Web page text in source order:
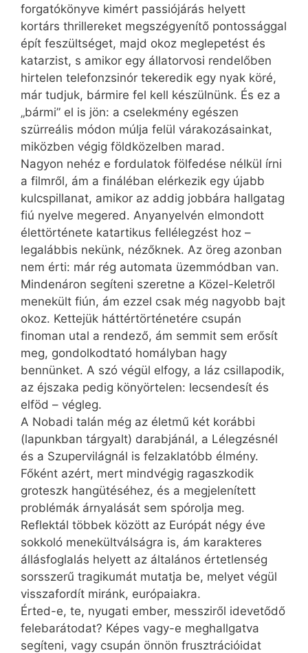
forgatókönyve kimért passiójárás helyett
kortárs thrillereket megszégyenítő pontossággal
épít feszültséget, majd okoz meglepetést és
katarzist, s amikor egy állatorvosi rendelőben
hirtelen telefonzsinór tekeredik egy nyak köré,
már tudjuk, bármire fel kell készülnünk. És ez a
„bármi” el is jön: a cselekmény egészen
szürreális módon múlja felül várakozásainkat,
miközben végig földközelben marad.
Nagyon nehéz e fordulatok fölfedése nélkül írni
a filmről, ám a fináléban elérkezik egy újabb
kulcspillanat, amikor az addig jobbára hallgatag
fiú nyelve megered. Anyanyelvén elmondott
élettörténete katartikus fellélegzést hoz –
legalábbis nekünk, nézőknek. Az öreg azonban
nem érti: már rég automata üzemmódban van.
Mindenáron segíteni szeretne a Közel-Keletről
menekült fiún, ám ezzel csak még nagyobb bajt
okoz. Kettejük háttértörténetére csupán
finoman utal a rendező, ám semmit sem erősít
meg, gondolkodtató homályban hagy
bennünket. A szó végül elfogy, a láz csillapodik,
az éjszaka pedig könyörtelen: lecsendesít és
elföd – végleg.
A Nobadi talán még az életmű két korábbi
(lapunkban tárgyalt) darabjánál, a Lélegzésnél
és a Szupervilágnál is felzaklatóbb élmény.
Főként azért, mert mindvégig ragaszkodik
groteszk hangütéséhez, és a megjelenített
problémák árnyalását sem spórolja meg.
Reflektál többek között az Európát négy éve
sokkoló menekültválságra is, ám karakteres
állásfoglalás helyett az általános értetlenség
sorsszerű tragikumát mutatja be, melyet végül
visszafordít miránk, európaiakra.
Érted-e, te, nyugati ember, messziről idevetődő
felebarátodat? Képes vagy-e meghallgatva
segíteni, vagy csupán önnön frusztrációidat